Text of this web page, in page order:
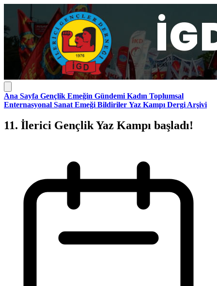
Ana Sayfa Gençlik Emeğin Gündemi Kadın Toplumsal
Enternasyonal Sanat Emeği Bildiriler Yaz Kampı Dergi Arşivi
11. İlerici Gençlik Yaz Kampı başladı!